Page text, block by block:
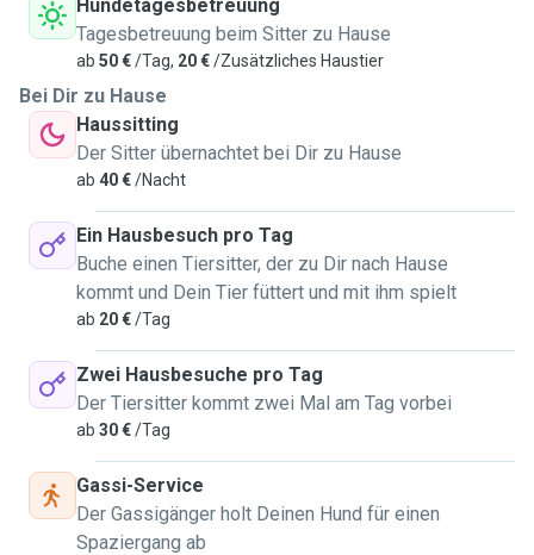
Hundetagesbetreuung
Tagesbetreuung beim Sitter zu Hause
ab 50 €/Tag, 20 €/Zusätzliches Haustier
Bei Dir zu Hause
Haussitting
Der Sitter übernachtet bei Dir zu Hause
ab 40 €/Nacht
Ein Hausbesuch pro Tag
Buche einen Tiersitter, der zu Dir nach Hause
kommt und Dein Tier füttert und mit ihm spielt
ab 20 €/Tag
Zwei Hausbesuche pro Tag
Der Tiersitter kommt zwei Mal am Tag vorbei
ab 30 €/Tag
Gassi-Service
Der Gassigänger holt Deinen Hund für einen
Spaziergang ab